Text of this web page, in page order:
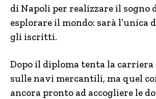
di Napoli per realizzare il sogno
esplorare il mondo: sarà
gli iscritti.
Dopo il diploma tenta la carriera
sulle navi mercantili, ma quel
ancora pronto ad accogliere le